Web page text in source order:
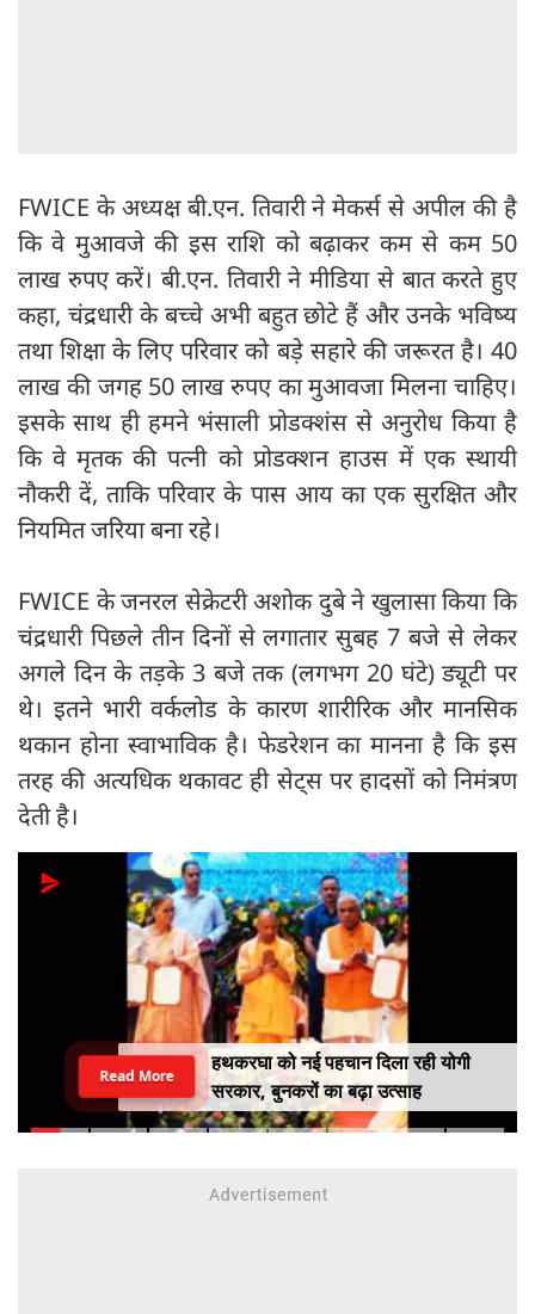
FWICE के अध्यक्ष बी.एन. तिवारी ने मेकर्स से अपील की है
कि वे मुआवजे की इस राशि को बढ़ाकर कम से कम 50
लाख रुपए करें। बी.एन. तिवारी ने मीडिया से बात करते हुए
कहा, चंद्रधारी के बच्चे अभी बहुत छोटे हैं और उनके भविष्य
तथा शिक्षा के लिए परिवार को बड़े सहारे की जरूरत है। 40
लाख की जगह 50 लाख रुपए का मुआवजा मिलना चाहिए।
इसके साथ ही हमने भंसाली प्रोडक्शंस से अनुरोध किया है
कि वे मृतक की पत्नी को प्रोडक्शन हाउस में एक स्थायी
नौकरी दें, ताकि परिवार के पास आय का एक सुरक्षित और
नियमित जरिया बना रहे।
FWICE के जनरल सेक्रेटरी अशोक दुबे ने खुलासा किया कि
चंद्रधारी पिछले तीन दिनों से लगातार सुबह 7 बजे से लेकर
अगले दिन के तड़के 3 बजे तक (लगभग 20 घंटे) ड्यूटी पर
थे। इतने भारी वर्कलोड के कारण शारीरिक और मानसिक
थकान होना स्वाभाविक है। फेडरेशन का मानना है कि इस
तरह की अत्यधिक थकावट ही सेट्स पर हादसों को निमंत्रण
देती है।
हथकरघा को नई पहचान दिला रही योगी
सरकार, बुनकरों का बढ़ा उत्साह
Read More